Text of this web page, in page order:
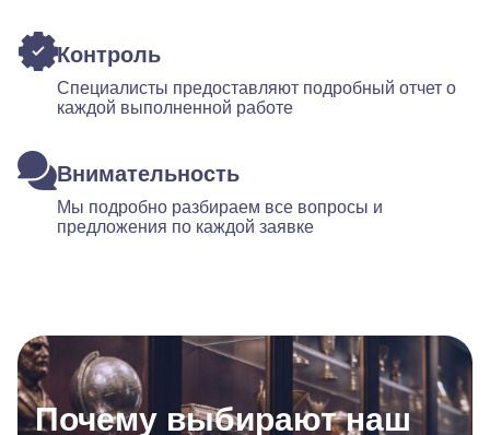
Контроль
Специалисты предоставляют подробный отчет о
каждой выполненной работе
Внимательность
Мы подробно разбираем все вопросы и
предложения по каждой заявке
Почему выбирают наш